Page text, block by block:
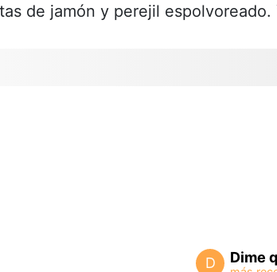
de jamón y perejil espolvoreado.
D Dime